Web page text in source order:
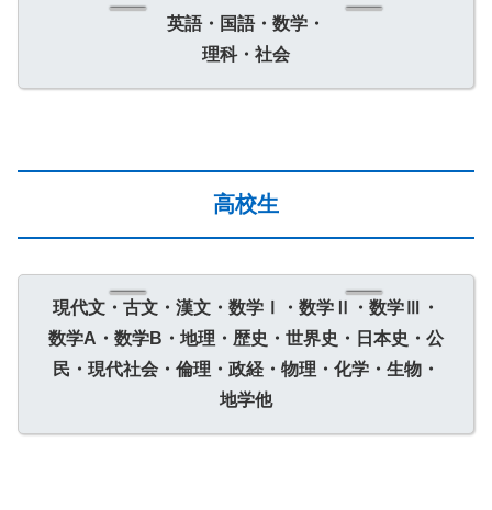
英語・国語・数学・
理科・社会
高校生
現代文・古文・漢文・数学Ⅰ・数学Ⅱ・数学Ⅲ・
数学A・数学B・地理・歴史・世界史・日本史・公
民・現代社会・倫理・政経・物理・化学・生物・
地学他